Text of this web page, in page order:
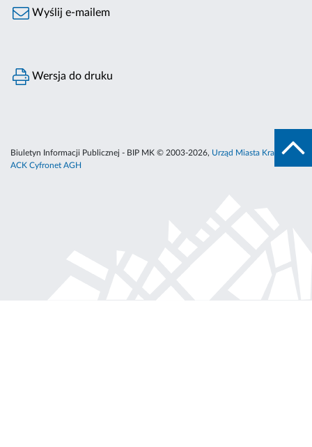
Wyślij e-mailem
Wersja do druku
Biuletyn Informacji Publicznej - BIP MK © 2003-2026, Urząd Miasta Krakowa
ACK Cyfronet AGH